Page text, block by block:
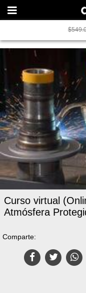
$
Curso virtual
Atmósfera
Comparte: